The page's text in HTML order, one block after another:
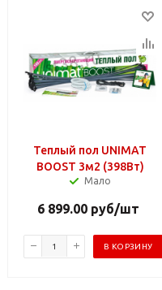
Теплый пол UNIMAT
BOOST 3м2 (398Вт)
Мало
6 899.00 руб/шт
В КОРЗИНУ